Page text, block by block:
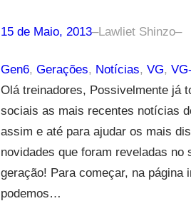
15 de Maio, 2013–Lawliet Shinzo–
Gen6, Gerações, Notícias, VG,
Olá treinadores, Possivelmente já
sociais as mais recentes notícias
assim e até para ajudar os mais
novidades que foram reveladas no
geração! Para começar, na página
podemos…